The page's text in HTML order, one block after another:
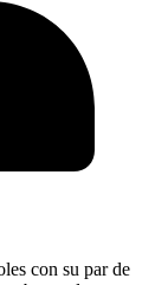
con su par de